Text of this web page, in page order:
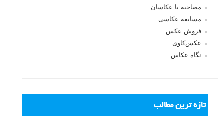
مصاحبه با عکاسان
مسابقه عکاسی
فروش عکس
عکس‌کاوی
نگاه عکاس
تازه ترین مطالب